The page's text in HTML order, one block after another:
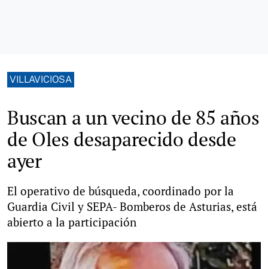
VILLAVICIOSA
Buscan a un vecino de 85 años
de Oles desaparecido desde
ayer
El operativo de búsqueda, coordinado por la
Guardia Civil y SEPA- Bomberos de Asturias, está
abierto a la participación